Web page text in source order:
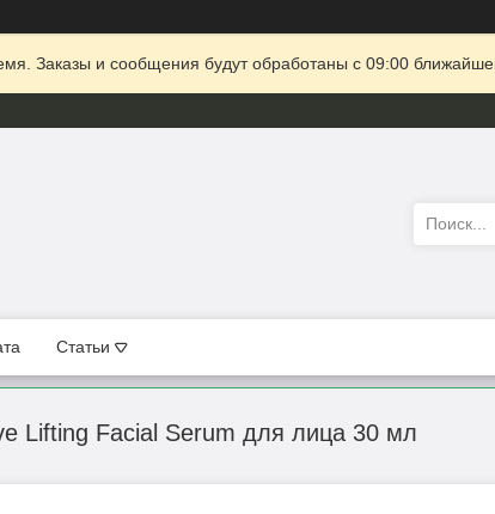
Заказы и сообщения будут обработаны с 09:00
Статьи
Lifting Facial Serum для лица 30 мл